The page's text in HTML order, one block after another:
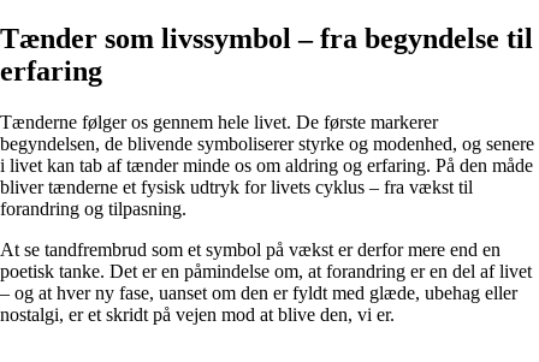
Tænder som livssymbol – fra begyndelse til
erfaring
Tænderne følger os gennem hele livet. De første markerer
begyndelsen, de blivende symboliserer styrke og modenhed, og senere
i livet kan tab af tænder minde os om aldring og erfaring. På den måde
bliver tænderne et fysisk udtryk for livets cyklus – fra vækst til
forandring og tilpasning.
At se tandfrembrud som et symbol på vækst er derfor mere end en
poetisk tanke. Det er en påmindelse om, at forandring er en del af livet
– og at hver ny fase, uanset om den er fyldt med glæde, ubehag eller
nostalgi, er et skridt på vejen mod at blive den, vi er.